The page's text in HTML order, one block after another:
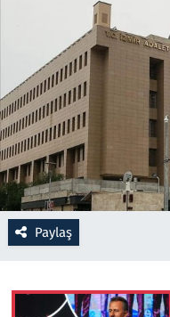
Paylaş
Resmi İlanlar
Rüya Tabirleri
Sağlık
Savunma Sanayi
Seçim 2023
Teknoloji ve Bilim